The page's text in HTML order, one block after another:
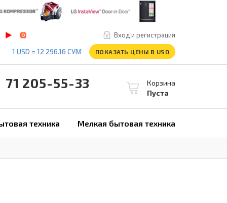
Вход и регистрация
1 USD = 12 296.16 СУМ ПОКАЗАТЬ ЦЕНЫ В USD
Корзина
Пуста
205-55-33
техника Мелкая бытовая техника